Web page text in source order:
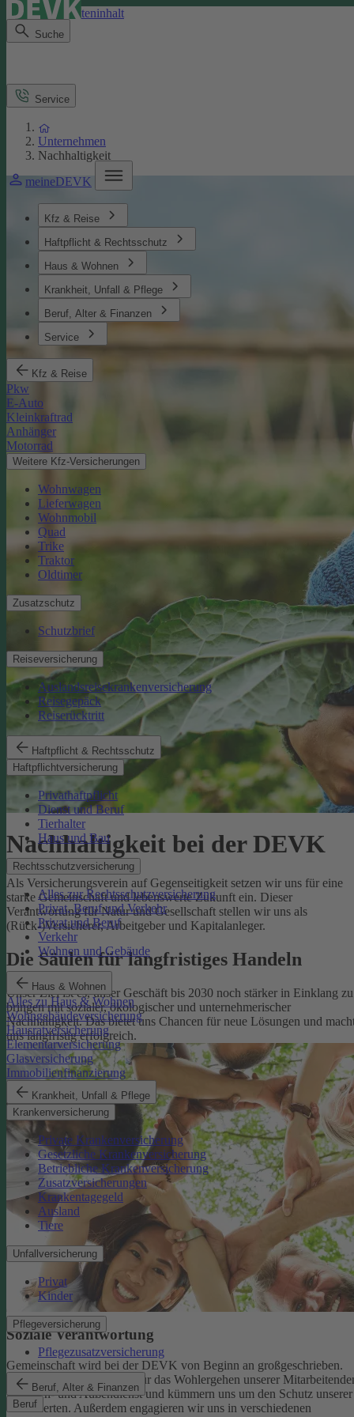
Direkt zum Seiteninhalt
Suche
meineDEVK
Kfz & Reise
Haftpflicht & Rechtsschutz
Haus & Wohnen
Krankheit, Unfall & Pflege
Beruf, Alter & Finanzen
Service
Kfz & Reise
Pkw
E-Auto
Kleinkraftrad
Anhänger
Motorrad
Weitere Kfz-Versicherungen
Wohnwagen
Lieferwagen
Wohnmobil
Quad
Trike
Traktor
Oldtimer
Zusatzschutz
Schutzbrief
Reiseversicherung
Auslandsreisekrankenversicherung
Reisegepäck
Reiserücktritt
Haftpflicht & Rechtsschutz
Haftpflichtversicherung
Privathaftpflicht
Dienst und Beruf
Tierhalter
Haus und Bau
Rechtsschutzversicherung
Alles zur Rechtsschutzversicherung
Privat, Beruf und Verkehr
Privat und Beruf
Verkehr
Wohnen und Gebäude
Haus & Wohnen
Alles zu Haus & Wohnen
Wohngebäudeversicherung
Hausratversicherung
Elementarversicherung
Glasversicherung
Immobilienfinanzierung
Krankheit, Unfall & Pflege
Krankenversicherung
Private Krankenversicherung
Gesetzliche Krankenversicherung
Betriebliche Krankenversicherung
Zusatzversicherungen
Krankentagegeld
Ausland
Tiere
Unfallversicherung
Privat
Kinder
Pflegeversicherung
Pflegezusatzversicherung
Beruf, Alter & Finanzen
Beruf
Service
Unternehmen
Nachhaltigkeit
Nachhaltigkeit bei der DEVK
Als Versicherungsverein auf Gegenseitigkeit setzen wir uns für eine
starke Gemeinschaft und lebenswerte Zukunft ein. Dieser
Verantwortung für Natur und Gesellschaft stellen wir uns als
(Rück-)Versicherer, Arbeitgeber und Kapitalanleger.
Die Säulen für langfristiges Handeln
Unser Ziel ist es, unser Geschäft bis 2030 noch stärker in Einklang zu
bringen mit sozialer, ökologischer und unternehmerischer
Nachhaltigkeit. Das bietet uns Chancen für neue Lösungen und
uns langfristig erfolgreich.
Soziale Verantwortung
Gemeinschaft wird bei der DEVK von Beginn an großgeschrieben.
Deshalb tragen wir Sorge für das Wohlergehen unserer
im Innen- und Außendienst und kümmern uns um den Schutz unserer
Versicherten. Außerdem engagieren wir uns in verschiedenen